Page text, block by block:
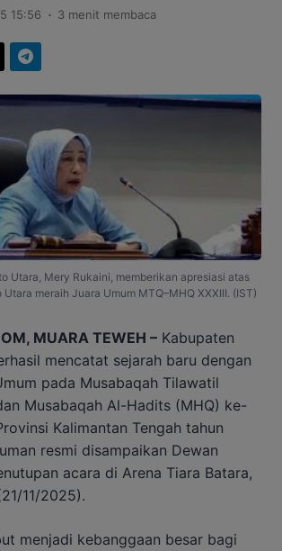
15:56 . 3 menit membaca
Utara, Mery Rukaini, memberikan apresiasi atas
meraih Juara Umum MTQ–MHQ XXXIII. (IST)
MUARA TEWEH – Kabupaten
mencatat sejarah baru dengan
pada Musabaqah Tilawatil
Musabaqah Al-Hadits (MHQ) ke-
Kalimantan Tengah tahun
resmi disampaikan Dewan
acara di Arena Tiara Batara,
11/2025).
menjadi kebanggaan besar bagi